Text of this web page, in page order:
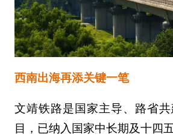
西南出海再添关键一笔
文靖铁路是国家主导、路省
目，已纳入国家中长期及十四